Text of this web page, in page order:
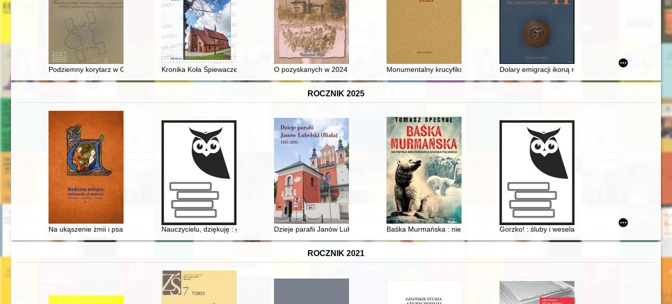
Podziemny korytarz w Gucinie-Gaju - katakumby, loch, grota?
Kronika Koła Śpiewaczego "Cecylia" w GostyniuO pozyskanych w 2024 roku zbiorachMonumentalny krucyfiks z kościoła świętej Trójcy w Görlitz : historia i losy odnalezionej
Dolary emigracji ikoną reklamy ulotnej w II
ROCZNIK 2025
Na ukąszenie żmii i psa wściekłego" : receptury na medykamenty wyrabiane domowym sposobem (druga połowa XVIII wieku)
Nauczycielu, dziękuję : gmina PogorzelaDzieje parafii Janów Lubelski (Biała) 1325-2025Baśka Murmańska : niezwykła niedźwiedzica Wojska Polskiego
Gorzko! : śluby i wesela : 1975-1990 = Bitter! :
ROCZNIK 2021